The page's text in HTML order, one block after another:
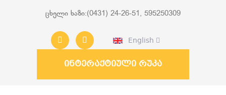
ცხელი ხაზი:(0431) 24-26-51, 595250309
English
ინტერაქტიული რუკა